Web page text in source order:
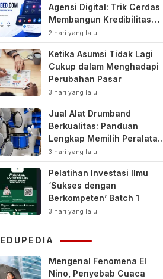
Agensi Digital: Trik Cerdas
Membangun Kredibilitas
Toko Online Baru
2 hari yang lalu
Ketika Asumsi Tidak Lagi
Cukup dalam Menghadapi
Perubahan Pasar
3 hari yang lalu
Jual Alat Drumband
Berkualitas: Panduan
Lengkap Memilih Peralatan
Drumband Terbaik untuk
Sekolah, Instansi, dan
Komunitas
3 hari yang lalu
Pelatihan Investasi Ilmu
‘Sukses dengan
Berkompeten’ Batch 1
3 hari yang lalu
EDUPEDIA
Mengenal Fenomena El
Nino, Penyebab Cuaca